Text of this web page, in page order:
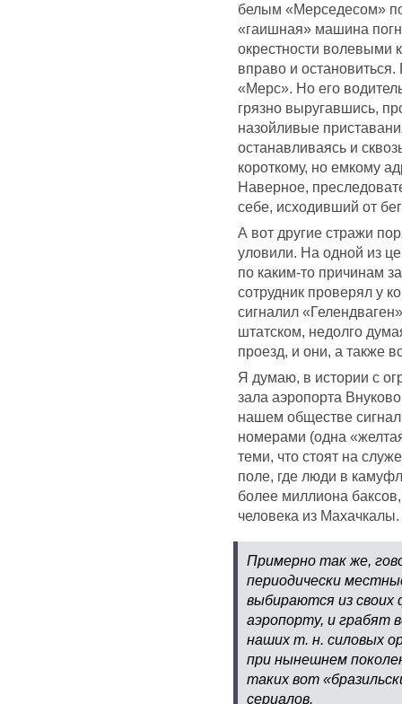
белым «Мерседесом»
«гаишная» машина
окрестности волевыми
вправо и
«Мерс». Но его
грязно выругавшись,
назойливые
останавливаясь и
короткому, но емкому
Наверное,
себе, исходивший от
А вот другие стражи
уловили. На одной из
по каким-то причинам
сотрудник проверял у
сигналил
штатском, недолго
проезд, и они, а также
Я думаю, в истории с
зала аэропорта
нашем обществе
номерами (одна
теми, что стоят на
поле, где люди в
более миллиона
человека из Махачкалы.
Примерно так же,
периодически
выбираются из своих
аэропорту, и грабят
наших т. н. силовых
при нынешнем
таких вот
сериалов.